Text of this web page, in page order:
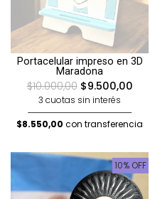
Portacelular impreso en 3D
Maradona
$10.000,00$9.500,00
3 cuotas sin interés
$8.550,00 con transferencia
10% OFF